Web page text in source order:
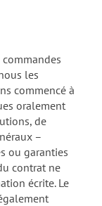
les
commencé à
oralement
de
–
ou garanties
contrat ne
écrite. Le